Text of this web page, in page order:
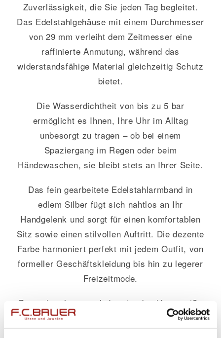
Zuverlässigkeit, die Sie jeden Tag begleitet.
Das Edelstahlgehäuse mit einem Durchmesser
von 29 mm verleiht dem Zeitmesser eine
raffinierte Anmutung, während das
widerstandsfähige Material gleichzeitig Schutz
bietet.
Die Wasserdichtheit von bis zu 5 bar
ermöglicht es Ihnen, Ihre Uhr im Alltag
unbesorgt zu tragen – ob bei einem
Spaziergang im Regen oder beim
Händewaschen, sie bleibt stets an Ihrer Seite.
Das fein gearbeitete Edelstahlarmband in
edlem Silber fügt sich nahtlos an Ihr
Handgelenk und sorgt für einen komfortablen
Sitz sowie einen stilvollen Auftritt. Die dezente
Farbe harmoniert perfekt mit jedem Outfit, von
formeller Geschäftskleidung bis hin zu legerer
Freizeitmode.
Besonders hervorzuheben ist das klare weiße
Zifferblatt dieser Damenuhr. Es strahlt Ruhe
und Klasse aus und setzt durch seine